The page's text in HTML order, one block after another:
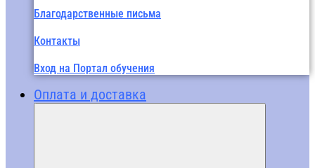
Благодарственные письма
Контакты
Вход на Портал обучения
Оплата и доставка